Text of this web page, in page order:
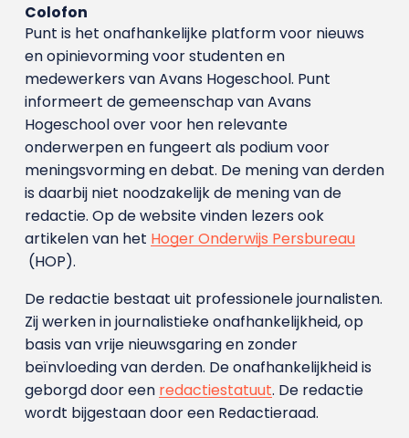
Colofon
Punt is het onafhankelijke platform voor nieuws
en opinievorming voor studenten en
medewerkers van Avans Hoge­school. Punt
informeert de gemeenschap van Avans
Hogeschool over voor hen relevante
onderwerpen en fungeert als podium voor
meningsvorming en debat. De mening van derden
is daarbij niet noodzakelijk de mening van de
redactie. Op de website vinden lezers ook
artikelen van het Hoger Onderwijs Persbureau
(HOP).
De redactie bestaat uit professionele journalisten.
Zij werken in journalistieke onafhankelijkheid, op
basis van vrije nieuwsgaring en zonder
beïnvloeding van derden. De onafhankelijkheid is
geborgd door een redactiestatuut. De redactie
wordt bijgestaan door een Redactieraad.